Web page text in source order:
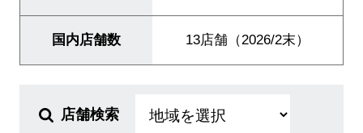
IR情報
サステナビリティ
国内店舗数 13店舗（2026/2末）
店舗検索